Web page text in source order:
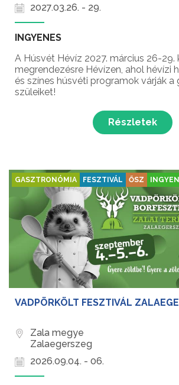
2027.03.26. - 29.
INGYENES
A Húsvét Hévíz 2027. március 26-
megrendezésre Hévízen, ahol hévízi
és színes húsvéti programok várják a
szüleiket!
Részletek
GASZTRONÓMIA FESZTIVÁL ŐSZ
VADPÖRKÖLT FESZTIVÁL
Zala megye
Zalaegerszeg
2026.09.04. - 06.